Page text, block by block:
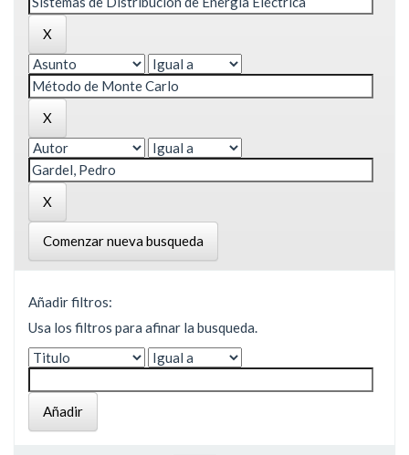
Comenzar nueva busqueda
Añadir filtros:
Usa los filtros para afinar la busqueda.